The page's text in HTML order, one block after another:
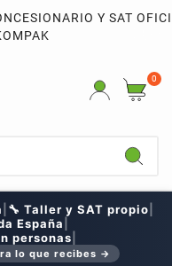
Y SAT
0
🔧 Taller y SAT propio
España
personas
lo que recibes →